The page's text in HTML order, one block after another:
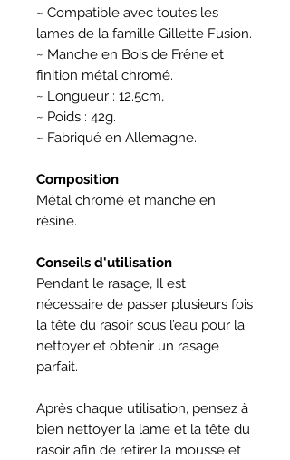
~ Compatible avec toutes les
lames de la famille Gillette Fusion.
~ Manche en Bois de Frêne et
finition métal chromé.
~ Longueur : 12.5cm,
~ Poids : 42g.
~ Fabriqué en Allemagne.
Composition
Métal chromé et manche en
résine.
Conseils d'utilisation
Pendant le rasage, Il est
nécessaire de passer plusieurs fois
la tête du rasoir sous l’eau pour la
nettoyer et obtenir un rasage
parfait.
Après chaque utilisation, pensez à
bien nettoyer la lame et la tête du
rasoir afin de retirer la mousse et